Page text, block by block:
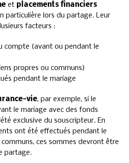
et placements financiers
particulière lors du partage. Leur
facteurs :
compte (avant ou pendant le
propres ou communs)
pendant le mariage
vie, par exemple, si le
le mariage avec des fonds
exclusive du souscripteur. En
ont été effectués pendant le
ces sommes devront être
partage.